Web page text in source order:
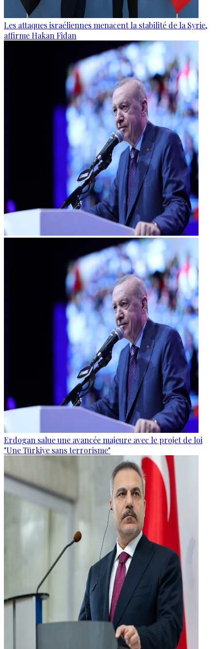
Les attaques israéliennes menacent la stabilité de la Syrie,
affirme Hakan Fidan
Erdogan salue une avancée majeure avec le projet de loi
"Une Türkiye sans terrorisme"